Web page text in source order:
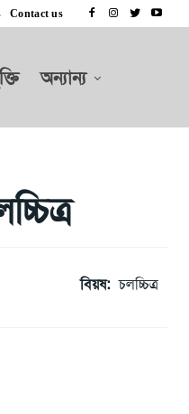
Contact us
অন্যান্য
বিয়ষ: চলচ্চিত্র